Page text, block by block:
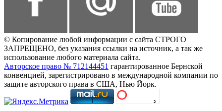
© Копирование любой информации с сайта СТРОГО
ЗАПРЕЩЕНО, без указания ссылки на источник, а так же
использование любого материала сайта.
Авторское право № 712144451 гарантированное Бернской
конвенцией, зарегистрировано в международной компании по
защите авторского права в США, Нью Йорк.